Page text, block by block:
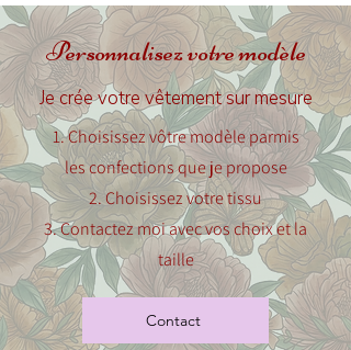
Personnalisez votre modèle
Je crée votre vêtement sur mesure
1. Choisissez vôtre modèle parmis
les confections que je propose
2. Choisissez votre tissu
3. Contactez moi avec vos choix et la
taille
Contact